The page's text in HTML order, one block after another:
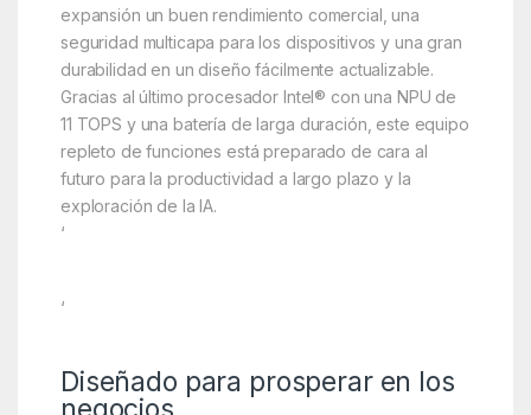
expansión un buen rendimiento comercial, una
seguridad multicapa para los dispositivos y una gran
durabilidad en un diseño fácilmente actualizable.
Gracias al último procesador Intel® con una NPU de
11 TOPS y una batería de larga duración, este equipo
repleto de funciones está preparado de cara al
futuro para la productividad a largo plazo y la
exploración de la IA.
‘
‘
Diseñado para prosperar en los